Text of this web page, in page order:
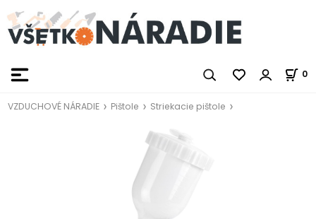
0
VZDUCHOVÉ NÁRADIE Pištole Striekacie pištole